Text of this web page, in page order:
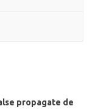
propagate de